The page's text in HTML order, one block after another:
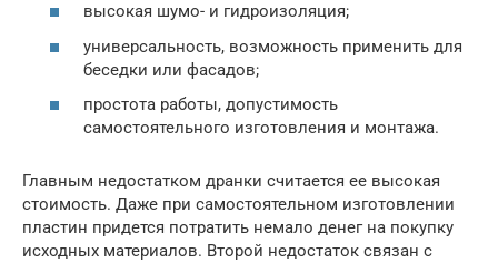
высокая шумо- и гидроизоляция;
универсальность, возможность применить для
беседки или фасадов;
простота работы, допустимость
самостоятельного изготовления и монтажа.
Главным недостатком дранки считается ее высокая
стоимость. Даже при самостоятельном изготовлении
пластин придется потратить немало денег на покупку
исходных материалов. Второй недостаток связан с